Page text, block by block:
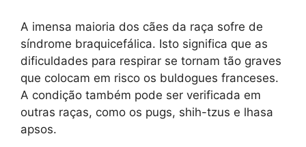
A imensa maioria dos cães da raça sofre de
síndrome braquicefálica. Isto significa que as
dificuldades para respirar se tornam tão graves
que colocam em risco os buldogues franceses.
A condição também pode ser verificada em
outras raças, como os pugs, shih-tzus e lhasa
apsos.